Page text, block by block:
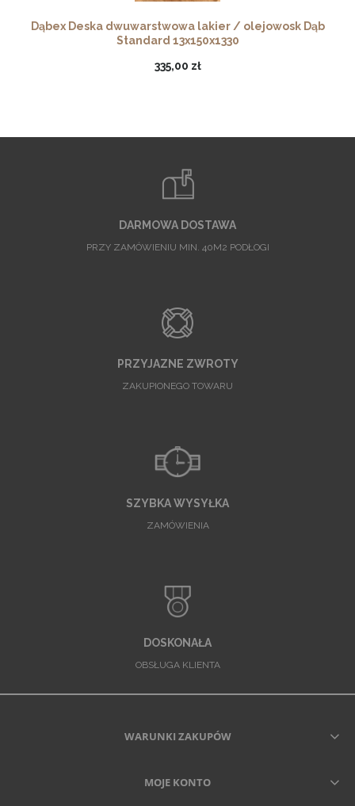
Dąbex Deska dwuwarstwowa lakier / olejowosk Dąb
Standard 13x150x1330
335,00 zł
DARMOWA DOSTAWA
PRZY ZAMÓWIENIU MIN. 40M2 PODŁOGI
PRZYJAZNE ZWROTY
ZAKUPIONEGO TOWARU
SZYBKA WYSYŁKA
ZAMÓWIENIA
DOSKONAŁA
OBSŁUGA KLIENTA
WARUNKI ZAKUPÓW
MOJE KONTO